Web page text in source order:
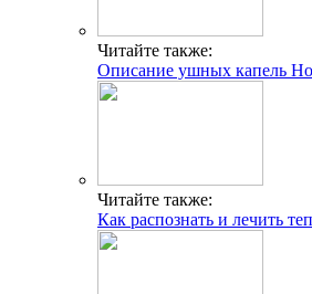
Читайте также:
Описание ушных капель
Читайте также:
Как распознать и лечить